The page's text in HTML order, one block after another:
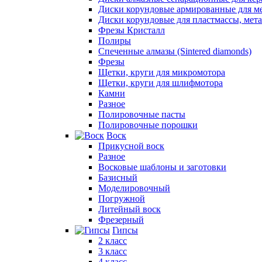
Диски корундовые армированные для
Диски корундовые для пластмассы,
Фрезы Кристалл
Полиры
Спеченные алмазы (Sintered diamonds)
Фрезы
Щетки, круги для микромотора
Щетки, круги для шлифмотора
Камни
Разное
Полировочные пасты
Полировочные порошки
Воск
Прикусной воск
Разное
Восковые шаблоны и заготовки
Базисный
Моделировочный
Погружной
Литейный воск
Фрезерный
Гипсы
2 класс
3 класс